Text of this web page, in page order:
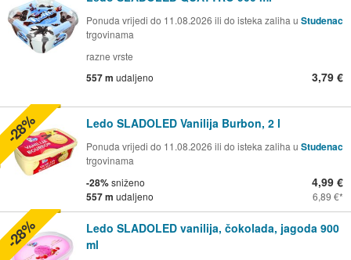
Ponuda vrijedi do 11.08.2026 ili do isteka zaliha u Studenac
trgovinama
razne vrste
557 m udaljeno 3,79 €
Ledo SLADOLED Vanilija Burbon, 2 l
Ponuda vrijedi do 11.08.2026 ili do isteka zaliha u Studenac
trgovinama
-28%sniženo
557 m udaljeno
4,99 €
6,89 €
-28%
Ledo SLADOLED vanilija, čokolada, jagoda 900
ml
-28%